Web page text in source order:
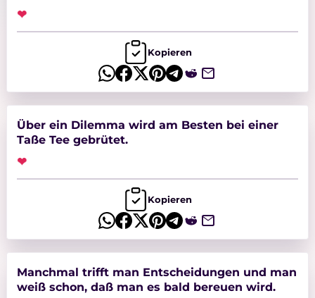
❤
Kopieren
Über ein Dilemma wird am Besten bei einer
Taße Tee gebrütet.
❤
Kopieren
Manchmal trifft man Entscheidungen und man
weiß schon, daß man es bald bereuen wird.